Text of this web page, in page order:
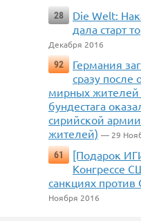
28
Die Welt:
дала старт
Декабря 2016
92
Германия
сразу после
мирных жителей
бундестага
сирийской
жителей) — 29
61
[Подарок
Конгрессе
санкциях
Ноября 2016